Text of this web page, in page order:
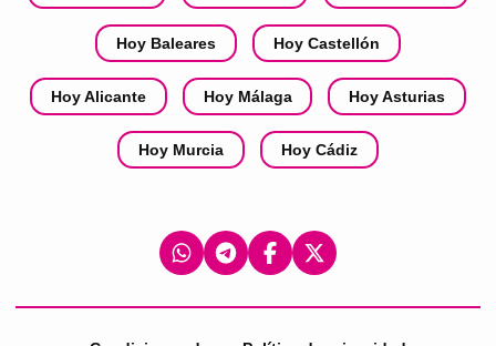
Hoy Baleares Hoy Castellón
Hoy Alicante Hoy Málaga Hoy Asturias
Hoy Murcia Hoy Cádiz